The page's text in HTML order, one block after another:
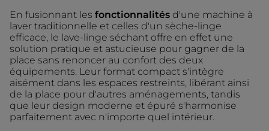
En fusionnant les fonctionnalités d'une machine à
laver traditionnelle et celles d'un sèche-linge
efficace, le lave-linge séchant offre en effet une
solution pratique et astucieuse pour gagner de la
place sans renoncer au confort des deux
équipements. Leur format compact s'intègre
aisément dans les espaces restreints, libérant ainsi
de la place pour d'autres aménagements, tandis
que leur design moderne et épuré s'harmonise
parfaitement avec n'importe quel intérieur.